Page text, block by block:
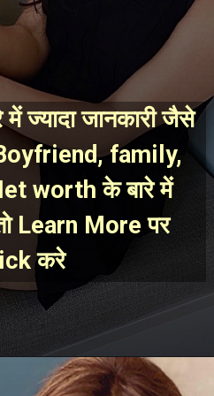
ज्यादा जानकारी जैसे
family,
worth के बारे में
Learn More पर
करे
avneet-kaur/